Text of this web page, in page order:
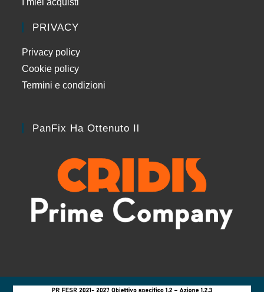
I miei acquisti
PRIVACY
Privacy policy
Cookie policy
Termini e condizioni
PanFix Ha Ottenuto Il